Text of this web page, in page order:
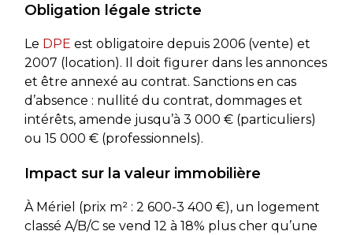
Obligation légale stricte
Le DPE est obligatoire depuis 2006 (vente) et
2007 (location). Il doit figurer dans les annonces
et être annexé au contrat. Sanctions en cas
d’absence : nullité du contrat, dommages et
intérêts, amende jusqu’à 3 000 € (particuliers)
ou 15 000 € (professionnels).
Impact sur la valeur immobilière
À Mériel (prix m² : 2 600-3 400 €), un logement
classé A/B/C se vend 12 à 18% plus cher qu’une